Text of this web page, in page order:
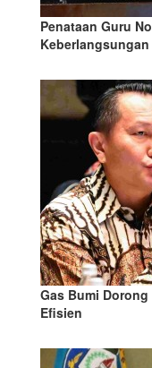
Penataan Guru
Gas Bumi
Efisien